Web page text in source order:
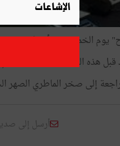
الوتتاني مديرا عاما للمؤسّسة.
قبل هذه التسمية خطّة مدير
إلى صخر الماطري الصهر السابق
أرسل إلى
الإشاعات